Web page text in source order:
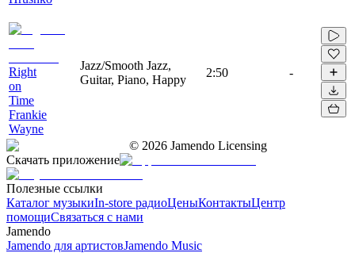
Right
on
Time
Frankie
Wayne
Jazz/Smooth Jazz,
Guitar, Piano, Happy
2:50 -
© 2026 Jamendo Licensing
Скачать приложение
Полезные ссылки
Каталог музыкиIn-store радиоЦеныКонтактыЦентр
помощиСвязаться с нами
Jamendo
Jamendo для артистовJamendo Music